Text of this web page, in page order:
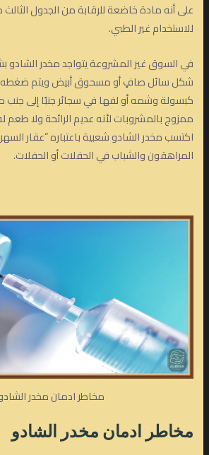
على أنه مادة خاضعة للرقابة من الجدول
للاستخدام غير الطبي.
في السوق غير المشروعة يتواجد مخدر الشادو
شكل سائل صافٍ أو مسحوق أبيض ويتم ضغطه
كبسولة وشمه أو لفها في سجائر جنبًا إلى جنب
ممزوج بالمشروبات لأنه عديم الرائحة ولا طعم
اكتسب مخدر الشادو شعبية باعتباره “عقار
المراهقون والشباب في الحفلات أو الحفلات.
مخاطر ادمان مخدر
مخاطر ادمان مخدر الشادو